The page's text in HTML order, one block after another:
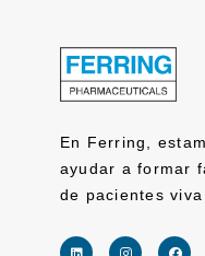
En Ferring,
ayudar a formar
de pacientes viva